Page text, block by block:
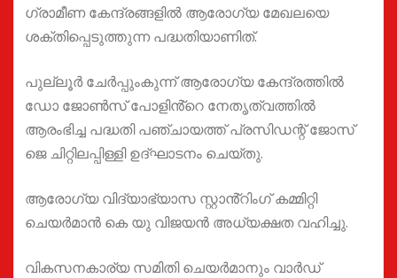
ഗ്രാമീണ കേന്ദ്രങ്ങളിൽ ആരോഗ്യ മേഖലയെ
ശക്തിപ്പെടുത്തുന്ന പദ്ധതിയാണിത്.
പുല്ലൂർ ചേർപ്പുംകുന്ന് ആരോഗ്യ കേന്ദ്രത്തിൽ
ഡോ ജോൺസ് പോളിൻ്റെ നേതൃത്വത്തിൽ
ആരംഭിച്ച പദ്ധതി പഞ്ചായത്ത് പ്രസിഡന്റ് ജോസ്
ജെ ചിറ്റിലപ്പിള്ളി ഉദ്ഘാടനം ചെയ്തു.
ആരോഗ്യ വിദ്യാഭ്യാസ സ്റ്റാൻ്റിംഗ് കമ്മിറ്റി
ചെയർമാൻ കെ യു വിജയൻ അധ്യക്ഷത വഹിച്ചു.
വികസനകാര്യ സമിതി ചെയർമാനും വാർഡ്